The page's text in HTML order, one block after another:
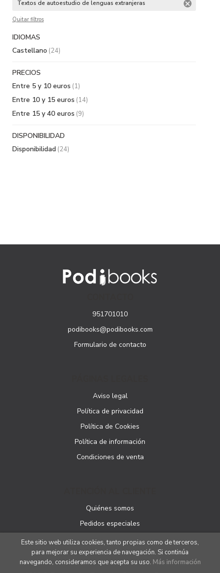
Textos de autoestudio de lenguas extranjeras
Quitar filtros
IDIOMAS
Castellano (24)
PRECIOS
Entre 5 y 10 euros (1)
Entre 10 y 15 euros (14)
Entre 15 y 40 euros (9)
DISPONIBILIDAD
Disponibilidad (24)
951701010
podibooks@podibooks.com
Formulario de contacto
Aviso legal
Política de privacidad
Política de Cookies
Política de información
Condiciones de venta
Quiénes somos
Pedidos especiales
Este sitio web utiliza cookies, tanto propias como de terceros,
para mejorar su experiencia de navegación. Si continúa
navegando, consideramos que acepta su uso. Más información